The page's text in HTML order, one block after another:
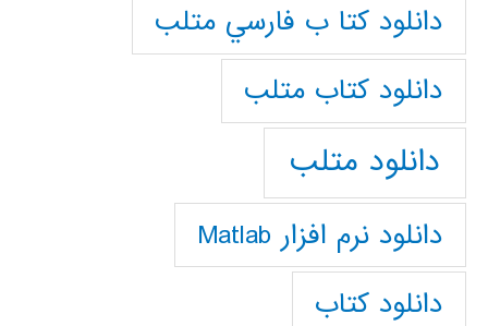
دانلود كتا ب فارسي متلب
دانلود كتاب متلب
دانلود متلب
دانلود نرم افزار Matlab
دانلود کتاب